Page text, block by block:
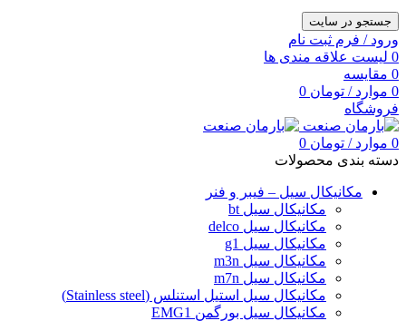
جستجو در سایت
ورود / فرم ثبت نام
0 لیست علاقه مندی ها
0 مقایسه
0 موارد / تومان
فروشگاه
0 موارد / تومان
دسته بندی محصولات
مکانیکال سیل – فیبر و فنر
مکانیکال سیل bt
مکانیکال سیل delco
مکانیکال سیل g1
مکانیکال سیل m3n
مکانیکال سیل m7n
مکانیکال سیل استیل استنلس (Stainless steel)
مکانیکال سیل بورگمن EMG1